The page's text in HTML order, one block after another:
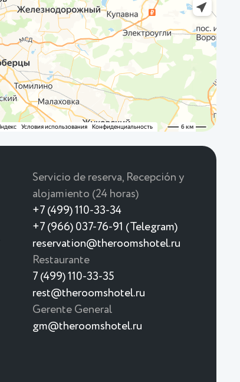
Servicio de reserva, Recepción y
alojamiento (24 horas)
+7 (499) 110-33-34
+7 (966) 037-76-91 (Telegram)
reservation@theroomshotel.ru
Restaurante
7 (499) 110-33-35
rest@theroomshotel.ru
Gerente General
gm@theroomshotel.ru